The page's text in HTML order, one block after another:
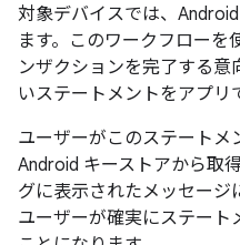
対象デバイスでは、
ます。このワークフローを
ンザクションを完了する
いステートメントをアプリ
ユーザーがこのステートメ
Android キーストアから取
グに表示されたメッセージ
ユーザーが確実にステート